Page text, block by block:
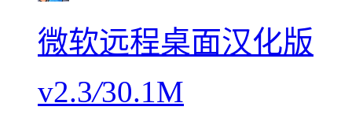
微软远程桌面汉化版
v2.3/30.1M